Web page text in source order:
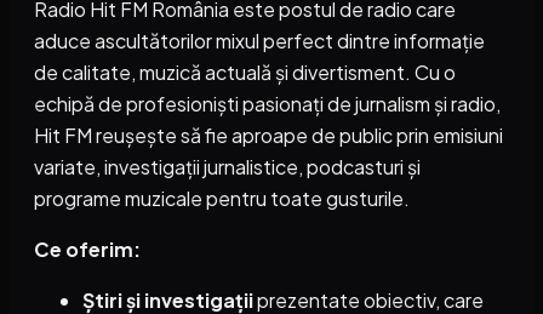
Radio Hit FM România este postul de radio care
aduce ascultătorilor mixul perfect dintre informație
de calitate, muzică actuală și divertisment. Cu o
echipă de profesioniști pasionați de jurnalism și radio,
Hit FM reușește să fie aproape de public prin emisiuni
variate, investigații jurnalistice, podcasturi și
programe muzicale pentru toate gusturile.
Ce oferim:
Știri și investigațiiprezentate obiectiv, care